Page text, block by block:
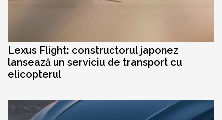
Lexus Flight: constructorul japonez
lansează un serviciu de transport cu
elicopterul